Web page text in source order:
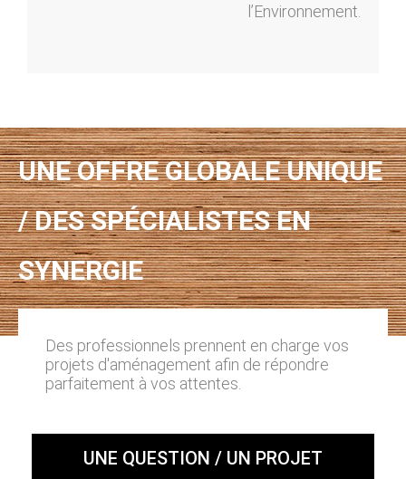
l’Environnement.
UNE OFFRE GLOBALE UNIQUE
/ DES SPÉCIALISTES EN
SYNERGIE
Des professionnels prennent en charge vos
projets d'aménagement afin de répondre
parfaitement à vos attentes.
UNE QUESTION / UN PROJET